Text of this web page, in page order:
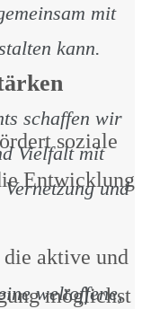
soziale
Entwicklung
aktive und
möglichst
mit
kann.
schaffen wir
Vielfalt mit
und
weltoffene,